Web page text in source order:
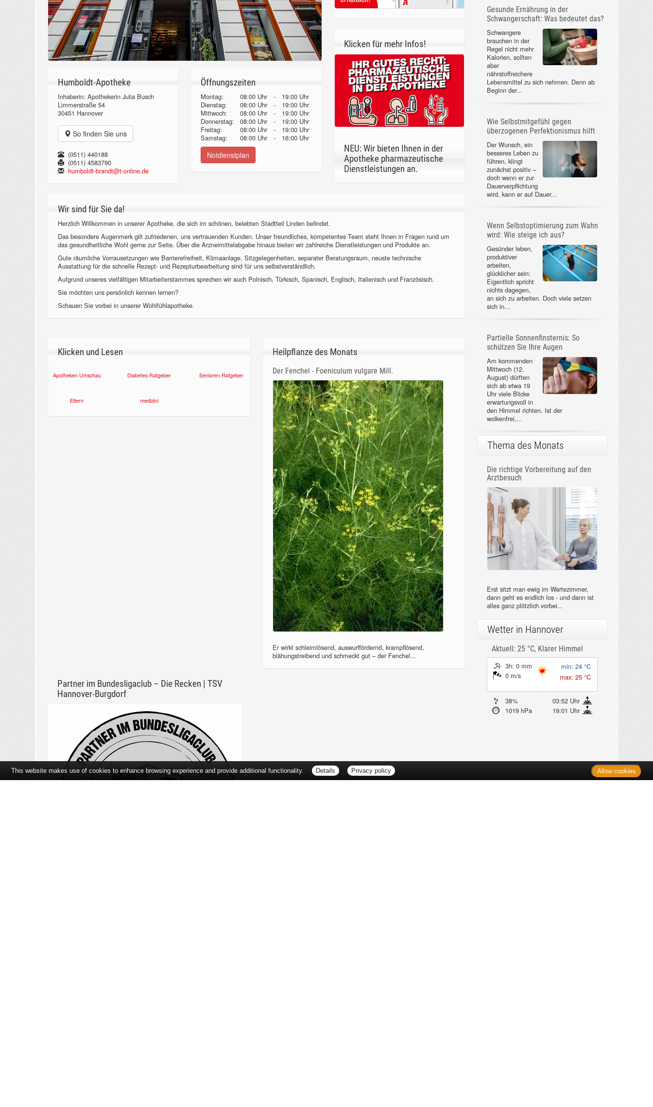
Humboldt-Apotheke
Inhaberin: Apothekerin Julia Busch
Limmerstraße 54
30451 Hannover
So finden Sie uns
(0511) 440188
(0511) 4583790
humboldt-brandt@t-online.de
Öffnungszeiten
Montag: 08:00 Uhr -
19:00 Uhr
Dienstag:
08:00 Uhr -
19:00 Uhr
Mittwoch:
08:00 Uhr -
19:00 Uhr
Donnerstag:08:00 Uhr -
19:00 Uhr
Freitag:
08:00 Uhr -
19:00 Uhr
Samstag:
08:00 Uhr - 16:00 Uhr
Notdienstplan
Klicken für mehr Infos!
NEU: Wir bieten Ihnen in der
Apotheke pharmazeutische
Dienstleistungen an.
Wir sind für Sie da!
Herzlich Willkommen in unserer Apotheke, die sich im schönen, belebten Stadtteil Linden befindet.
Das besondere Augenmerk gilt zufriedenen, uns vertrauenden Kunden. Unser freundliches, kompetentes Team steht Ihnen in Fragen rund um
das gesundheitliche Wohl gerne zur Seite. Über die Arzneimittelabgabe hinaus bieten wir zahlreiche Dienstleistungen und Produkte an.
Gute räumliche Vorrausetzungen wie Barrierefreiheit, Klimaanlage, Sitzgelegenheiten, separater Beratungsraum, neuste technische
Ausstattung für die schnelle Rezept- und Rezepturbearbeitung sind für uns selbstverständlich.
Aufgrund unseres vielfältigen Mitarbeiterstammes sprechen wir auch Polnisch, Türkisch, Spanisch, Englisch, Italienisch und Französisch.
Sie möchten uns persönlich kennen lernen?
Schauen Sie vorbei in unserer Wohlfühlapotheke.
Klicken und Lesen
Apotheken Umschau Diabetes Ratgeber Senioren Ratgeber
Eltern medizini
Heilpflanze des Monats
Der Fenchel - Foeniculum vulgare Mill.
Er wirkt schleimlösend, auswurffördernd, krampflösend,
blähungstreibend und schmeckt gut – der Fenchel...
Partner im Bundesligaclub – Die Recken | TSV
Hannover-Burgdorf
Gesunde Ernährung in der
Schwangerschaft: Was bedeutet das?
Schwangere
brauchen in der
Regel nicht mehr
Kalorien, sollten
aber
nährstoffreichere
Lebensmittel zu sich nehmen. Denn ab
Beginn der...
Wie Selbstmitgefühl gegen
überzogenen Perfektionismus hilft
Der Wunsch, ein
besseres Leben zu
führen, klingt
zunächst positiv –
doch wenn er zur
Dauerverpflichtung
wird, kann er auf Dauer...
Wenn Selbstoptimierung zum Wahn
wird: Wie steige ich aus?
Gesünder leben,
produktiver
arbeiten,
glücklicher sein:
Eigentlich spricht
nichts dagegen,
an sich zu arbeiten. Doch viele setzen
sich in...
Partielle Sonnenfinsternis: So
schützen Sie Ihre Augen
Am kommenden
Mittwoch (12.
August) dürften
sich ab etwa 19
Uhr viele Blicke
erwartungsvoll in
den Himmel richten. Ist der
wolkenfrei,...
Thema des Monats
Die richtige Vorbereitung auf den
Arztbesuch
Erst sitzt man ewig im Wartezimmer,
dann geht es endlich los - und dann ist
alles ganz plötzlich vorbei...
Wetter in Hannover
Aktuell: 25 °C, Klarer Himmel
3h: 0 mm
0 m/s
min: 24 °C
max: 25 °C
38%
03:52 Uhr
1019 hPa
19:01 Uhr
This website makes use of cookies to enhance browsing experience and provide additional functionality. Details Privacy policy Allow cookies